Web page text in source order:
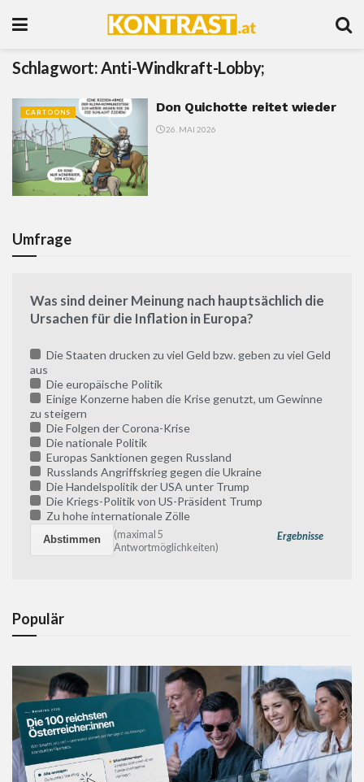
Schlagwort:Anti-Windkraft-Lobby;
CARTOONS Don Quichotte reitet wieder
26. MAI 2026
Umfrage
Was sind deiner Meinung nach hauptsächlich die
Ursachen für die Inflation in Europa?
Die Staaten drucken zu viel Geld bzw. geben zu viel Geld
aus
Die europäische Politik
Einige Konzerne haben die Krise genutzt, um Gewinne
zu steigern
Die Folgen der Corona-Krise
Die nationale Politik
Europas Sanktionen gegen Russland
Russlands Angriffskrieg gegen die Ukraine
Die Handelspolitik der USA unter Trump
Die Kriegs-Politik von US-Präsident Trump
Zu hohe internationale Zölle
Ergebnisse
(maximal 5
Antwortmöglichkeiten)
Populär